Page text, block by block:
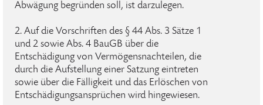
Abwägung begründen soll, ist darzulegen.
2. Auf die Vorschriften des § 44 Abs. 3 Sätze 1
und 2 sowie Abs. 4 BauGB über die
Entschädigung von Vermögensnachteilen, die
durch die Aufstellung einer Satzung eintreten
sowie über die Fälligkeit und das Erlöschen von
Entschädigungsansprüchen wird hingewiesen.